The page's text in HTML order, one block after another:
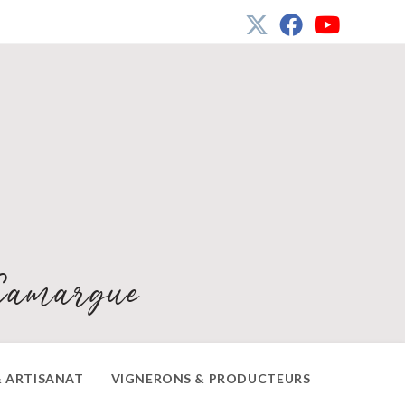
ARTISANAT VIGNERONS & PRODUCTEURS